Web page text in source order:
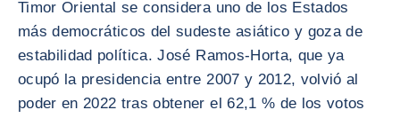
Timor Oriental se considera uno de los Estados
más democráticos del sudeste asiático y goza de
estabilidad política. José Ramos-Horta, que ya
ocupó la presidencia entre 2007 y 2012, volvió al
poder en 2022 tras obtener el 62,1 % de los votos